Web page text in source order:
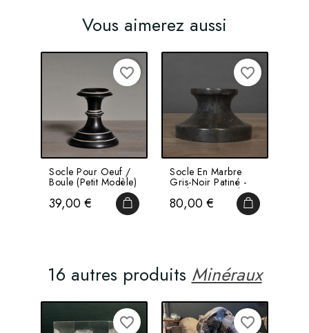
Vous aimerez aussi
Socle Pour Oeuf /
Boule (Petit Modèle)
Prix
39,00 € AJOUTER AU PANIER
favorite_border
Socle En Marbre
Gris-Noir Patiné -
Socle Pour Boule
Ou...
Prix
80,00 € AJOUTER
favorite_border
16 autres produits Minéraux
favorite_border favorite_border